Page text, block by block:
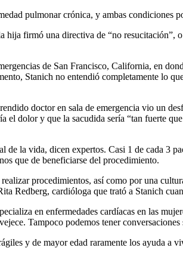
pulmonar crónica, y ambas condiciones
firmó una directiva de “no resucitación”,
de San Francisco, California, en
Stanich no entendió completamente lo
doctor en sala de emergencia vio un
dolor y que la sacudida sería “tan fuerte
la vida, dicen expertos. Casi 1 de cada 3
que de beneficiarse del procedimiento.
procedimientos, así como por una
Redberg, cardióloga que trató a Stanich
en enfermedades cardíacas en las
Tampoco podemos tener
y de mayor edad raramente los ayuda